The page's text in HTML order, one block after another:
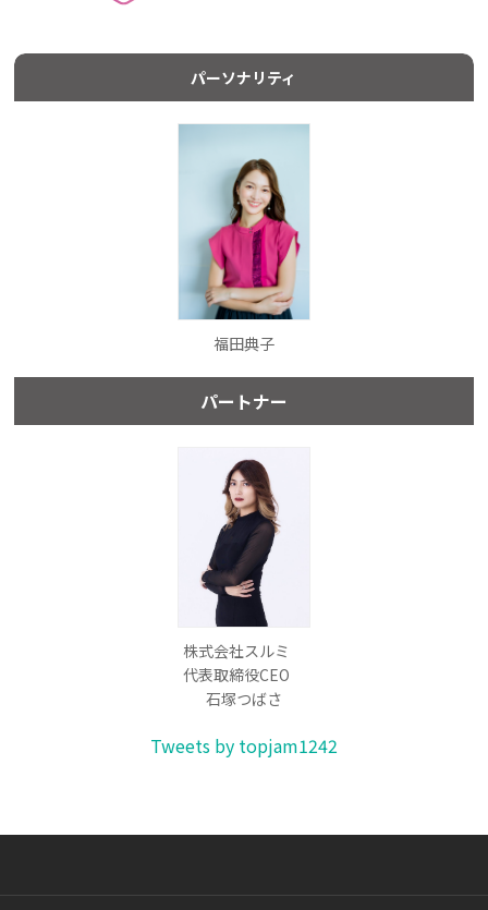
パーソナリティ
福田典子
パートナー
株式会社スルミ
代表取締役CEO
石塚つばさ
Tweets by topjam1242